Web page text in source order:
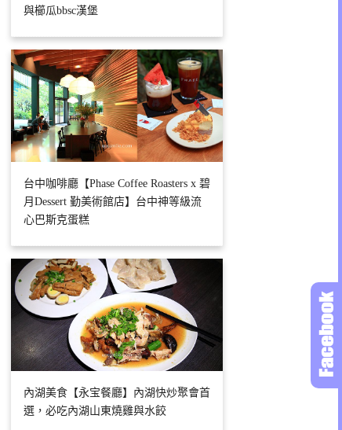
與櫛瓜bbsc漢堡
台中咖啡廳【Phase Coffee Roasters x 碧
月Dessert 勤美術館店】台中神等級流
心巴斯克蛋糕
內湖美食【永宝餐廳】內湖快炒聚會首
選，必吃內湖山東燒雞與水餃